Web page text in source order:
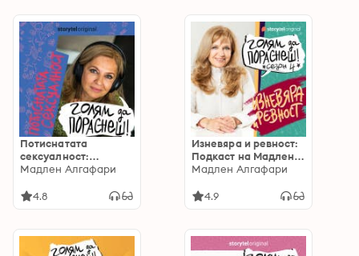
Потиснатата
сексуалност:
Подкаст на Мадлен
Мадлен Алгафари
4.8
Изневяра и ревност:
Подкаст на Мадлен
Алгафари S04E04
Мадлен Алгафари
4.9